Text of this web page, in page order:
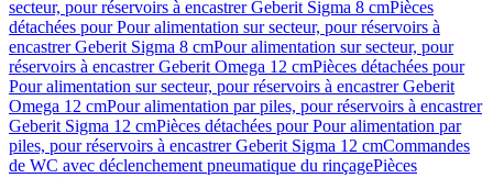
secteur, pour réservoirs à encastrer Geberit Sigma 8 cmPièces
détachées pour Pour alimentation sur secteur, pour réservoirs à
encastrer Geberit Sigma 8 cmPour alimentation sur secteur, pour
réservoirs à encastrer Geberit Omega 12 cmPièces détachées pour
Pour alimentation sur secteur, pour réservoirs à encastrer Geberit
Omega 12 cmPour alimentation par piles, pour réservoirs à encastrer
Geberit Sigma 12 cmPièces détachées pour Pour alimentation par
piles, pour réservoirs à encastrer Geberit Sigma 12 cmCommandes
de WC avec déclenchement pneumatique du rinçagePièces